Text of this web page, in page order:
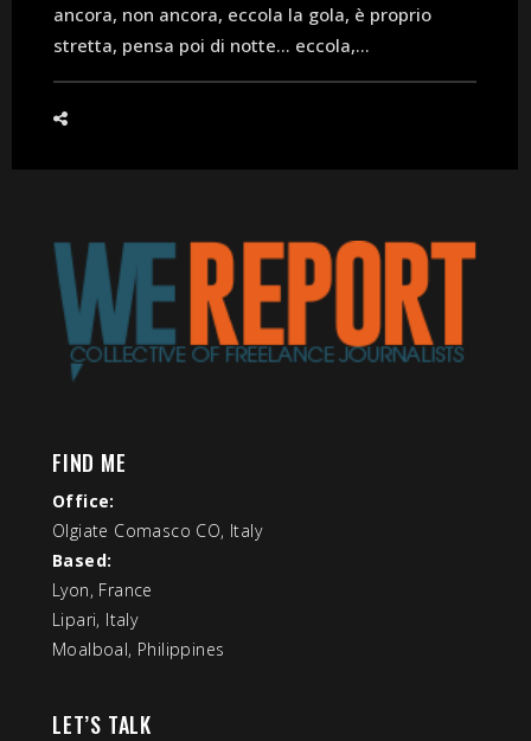
ancora, non ancora, eccola la gola, è proprio
stretta, pensa poi di notte… eccola,...
FIND ME
Office:
Olgiate Comasco CO, Italy
Based:
Lyon, France
Lipari, Italy
Moalboal, Philippines
LET’S TALK